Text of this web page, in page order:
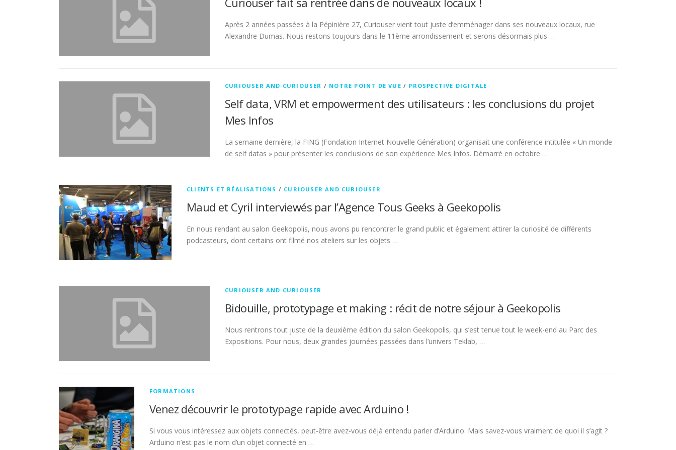
Après 2 années passées à la Pépinière 27, Curiouser vient tout juste d’emménager dans ses nouveaux locaux, rue
Alexandre Dumas. Nous restons toujours dans le 11ème arrondissement et serons désormais plus …
CURIOUSER AND CURIOUSER / NOTRE POINT DE VUE / PROSPECTIVE DIGITALE
Self data, VRM et empowerment des utilisateurs : les conclusions du projet
Mes Infos
La semaine dernière, la FING (Fondation Internet Nouvelle Génération) organisait une conférence intitulée « Un monde
de self datas » pour présenter les conclusions de son expérience Mes Infos. Démarré en octobre …
CLIENTS ET RÉALISATIONS / CURIOUSER AND CURIOUSER
Maud et Cyril interviewés par l’Agence Tous Geeks à Geekopolis
En nous rendant au salon Geekopolis, nous avons pu rencontrer le grand public et également attirer la curiosité de différents
podcasteurs, dont certains ont filmé nos ateliers sur les objets …
CURIOUSER AND CURIOUSER
Bidouille, prototypage et making : récit de notre séjour à Geekopolis
Nous rentrons tout juste de la deuxième édition du salon Geekopolis, qui s’est tenue tout le week-end au Parc des
Expositions. Pour nous, deux grandes journées passées dans l’univers Teklab, …
FORMATIONS
Venez découvrir le prototypage rapide avec Arduino !
Si vous vous intéressez aux objets connectés, peut-être avez-vous déjà entendu parler d’Arduino. Mais savez-vous vraiment de quoi il s’agit ?
Arduino n’est pas le nom d’un objet connecté en …